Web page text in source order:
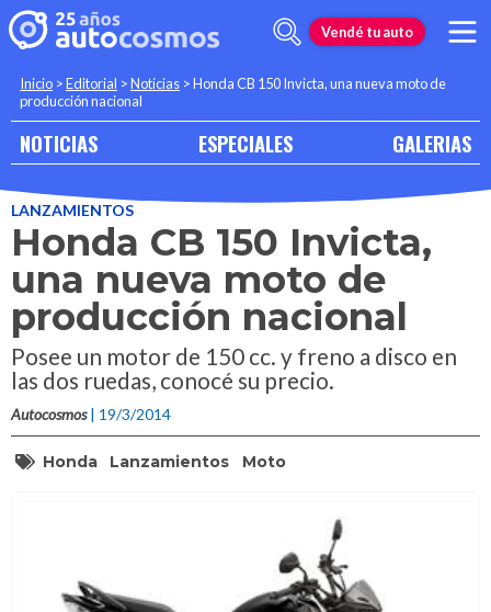
Vendé tu auto
Inicio >Editorial >Noticias >Honda CB 150 Invicta, una nueva moto de
producción nacional
NOTICIAS ESPECIALES GALERIAS
LANZAMIENTOS
Honda CB 150 Invicta,
una nueva moto de
producción nacional
Posee un motor de 150 cc. y freno a disco en
las dos ruedas, conocé su precio.
Autocosmos | 19/3/2014
Honda Lanzamientos Moto